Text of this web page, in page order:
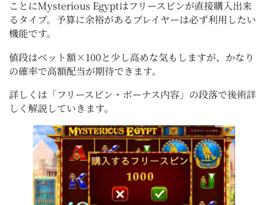
ことにMysterious Egyptはフリースピンが直接購入出来
るタイプ。予算に余裕があるプレイヤーは必ず利用したい
機能です。
値段はベット額×100と少し高めな気もしますが、かなり
の確率で高額配当が期待できます。
詳しくは「フリースピン・ボーナス内容」の段落で後術詳
しく解説していきます。